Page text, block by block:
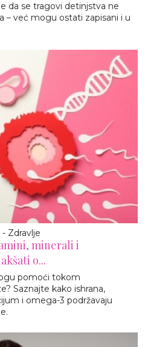
da se tragovi detinjstva ne
– već mogu ostati zapisani i u
Zdravlje
minerali i
o...
pomoći tokom
Saznajte kako ishrana,
i omega-3 podržavaju